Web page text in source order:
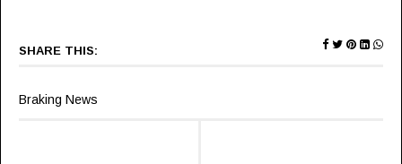
SHARE THIS:
Braking News